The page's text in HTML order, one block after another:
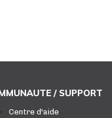
/ SUPPORT
Centre d'aide